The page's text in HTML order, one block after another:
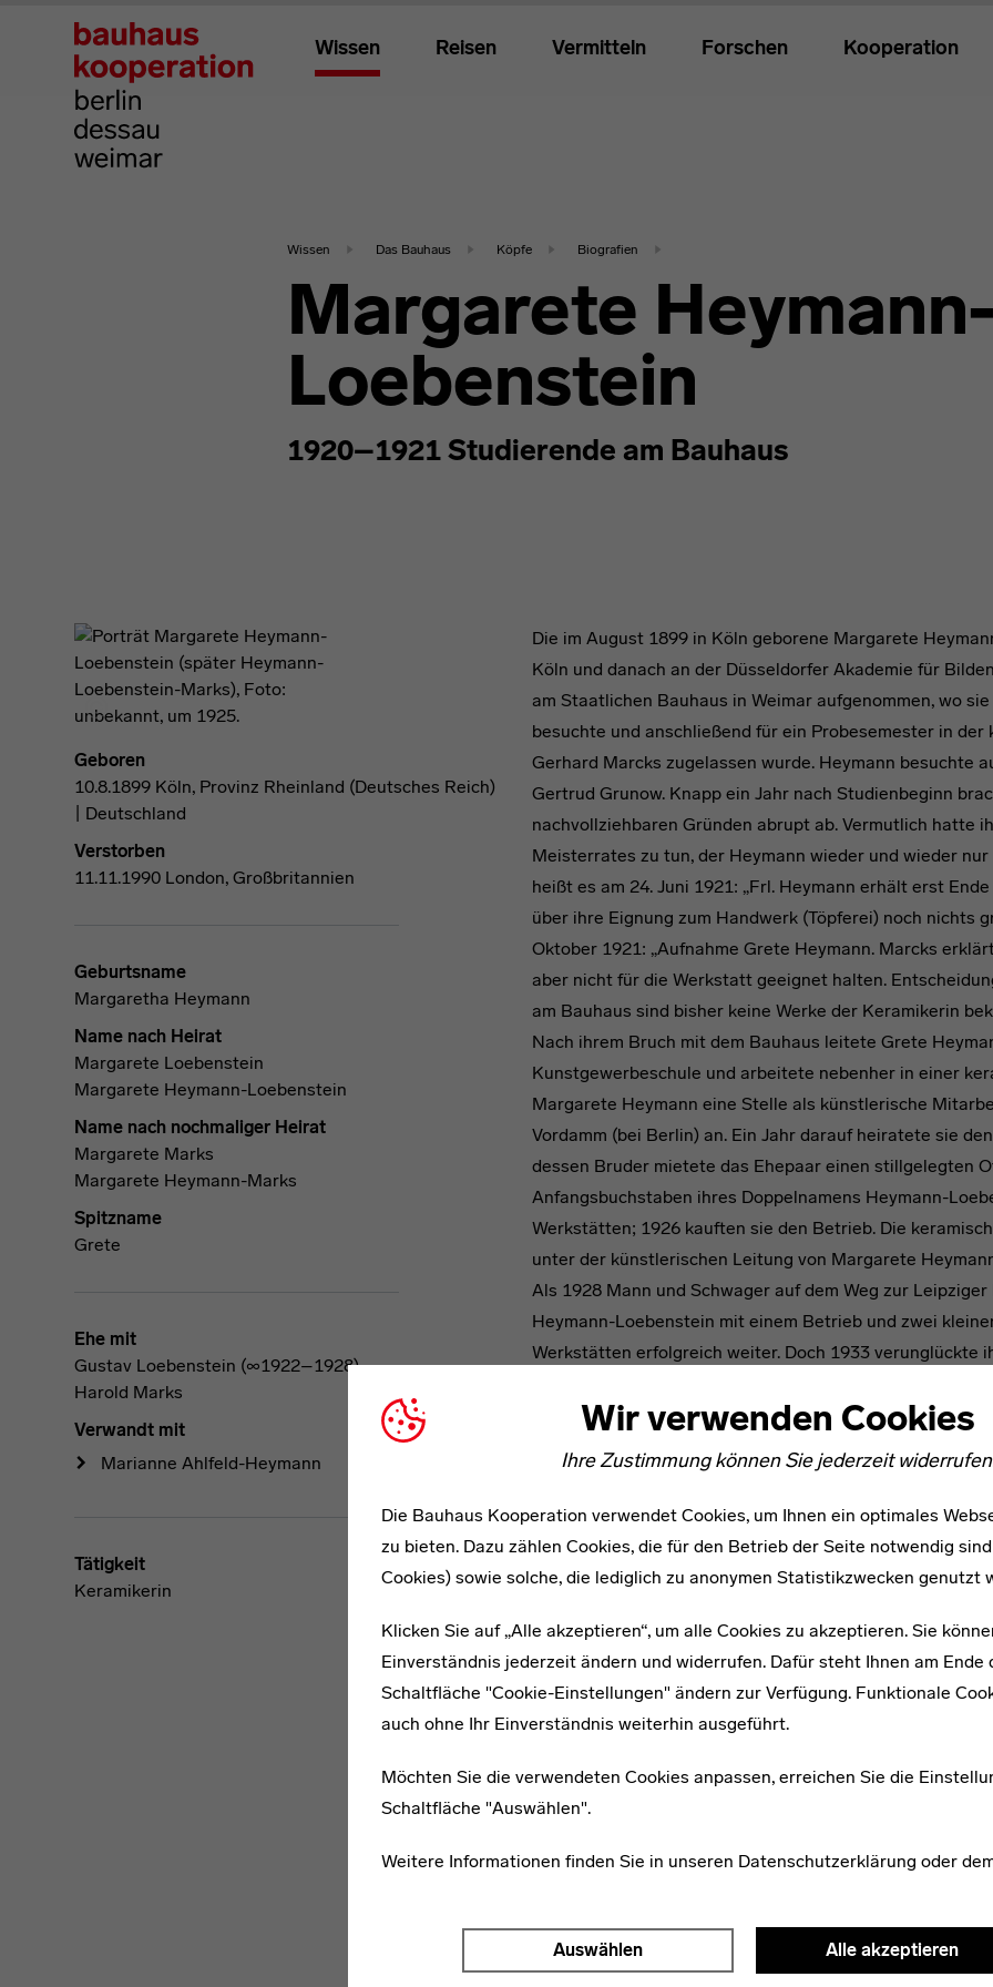
Wir verwenden Cookies
Ihre Zustimmung können Sie jederzeit
Die Bauhaus Kooperation verwendet Cookies, um Ihnen ein optimales
zu bieten. Dazu zählen Cookies, die für den Betrieb der Seite notwendig
Cookies) sowie solche, die lediglich zu anonymen Statistikzwecken genutzt
Klicken Sie auf „Alle akzeptieren“, um alle Cookies zu akzeptieren. Sie
Einverständnis jederzeit ändern und widerrufen. Dafür steht Ihnen am Ende
Schaltfläche "Cookie-Einstellungen" ändern zur Verfügung. Funktionale
auch ohne Ihr Einverständnis weiterhin ausgeführt.
Möchten Sie die verwendeten Cookies anpassen, erreichen Sie die
Schaltfläche "Auswählen".
Weitere Informationen finden Sie in unseren Datenschutzerklärung oder
Auswählen Alle akzeptieren
Wissen Reisen Vermitteln Forschen Kooperation
Wissen Das Bauhaus Köpfe Biografien
Margarete Heymann-
Loebenstein
1920–1921 Studierende am Bauhaus
Geboren
10.8.1899 Köln, Provinz Rheinland (Deutsches Reich)
| Deutschland
Verstorben
11.11.1990 London, Großbritannien
Geburtsname
Margaretha Heymann
Name nach Heirat
Margarete Loebenstein
Margarete Heymann-Loebenstein
Name nach nochmaliger Heirat
Margarete Marks
Margarete Heymann-Marks
Spitzname
Grete
Ehe mit
Gustav Loebenstein (∞1922–1928)
Harold Marks
Verwandt mit
Marianne Ahlfeld-Heymann
Tätigkeit
Keramikerin
Die im August 1899 in Köln geborene Margarete
Köln und danach an der Düsseldorfer Akademie für
am Staatlichen Bauhaus in Weimar aufgenommen, wo
besuchte und anschließend für ein Probesemester in
Gerhard Marcks zugelassen wurde. Heymann besuchte
Gertrud Grunow. Knapp ein Jahr nach Studienbeginn
nachvollziehbaren Gründen abrupt ab. Vermutlich hatte
Meisterrates zu tun, der Heymann wieder und wieder
heißt es am 24. Juni 1921: „Frl. Heymann erhält erst
über ihre Eignung zum Handwerk (Töpferei) noch nichts
Oktober 1921: „Aufnahme Grete Heymann. Marcks
aber nicht für die Werkstatt geeignet halten.
am Bauhaus sind bisher keine Werke der Keramikerin
Nach ihrem Bruch mit dem Bauhaus leitete Grete
Kunstgewerbeschule und arbeitete nebenher in einer
Margarete Heymann eine Stelle als künstlerische
Vordamm (bei Berlin) an. Ein Jahr darauf heiratete sie
dessen Bruder mietete das Ehepaar einen stillgelegten
Anfangsbuchstaben ihres Doppelnamens Heymann-
Werkstätten; 1926 kauften sie den Betrieb. Die
unter der künstlerischen Leitung von Margarete
Als 1928 Mann und Schwager auf dem Weg zur
Heymann-Loebenstein mit einem Betrieb und zwei
Werkstätten erfolgreich weiter. Doch 1933 verunglückte
politischen Druck hin (Heymann war jüdischer
für künstlerische Keramik zum 1. Juli 1933. Im
Schild. Er führte ihn gemeinsam mit Hedwig Bollhagen
Werkstätten für Keramik bis zu ihrem Tode leitete. Im
Großbritannien und unterrichtete an der Burslem
Marks gründete sie eine kleine Töpferei, die Greta
der Krieg vorüber war nahm die Künstlerin ihre
parallel dazu eine Malklasse an der Camberwell
Loebenstein in London. [AG 2015]
Literatur:
· Ulrike Müller (2009): Margarete Heymann-Loebenstein-Marks, in: Ulrike
München, S. 70–75.
· Ursula Hudson-Wiedenmann (2002): Von den Haël-Werkstätten zur Greta
Salzstreuer bis zum Automobil, Berlin, S. 72–86.
· Markanto (2014): Bauhaus aus Köln: Das Werk von Margarete Heymann-
· Heinz-J. Theis (2012): Margarete Heymann-Loebenstein (1899–1990) und